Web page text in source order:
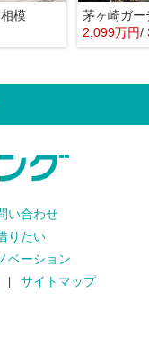
模
茅ヶ崎ガー
2,099万円/
い合わせ
りたい
ベーション
サイトマップ